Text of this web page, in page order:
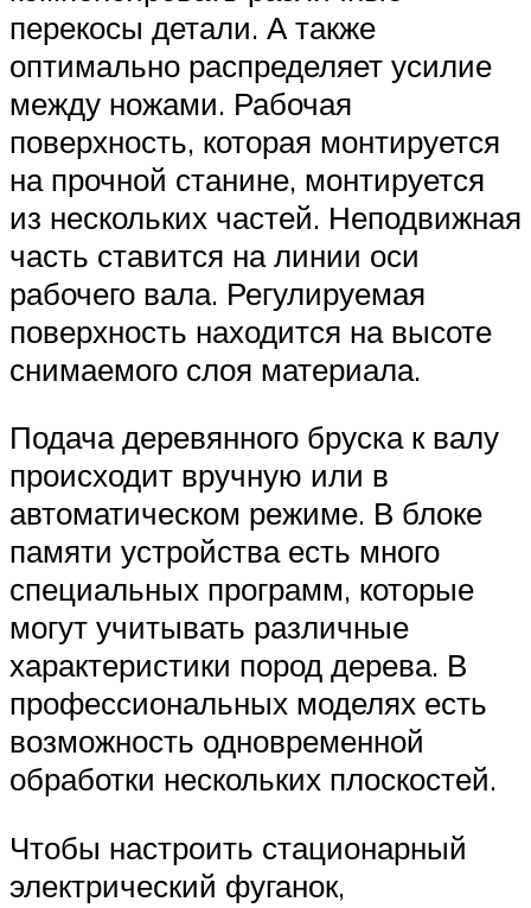
перекосы детали. А также
оптимально распределяет усилие
между ножами. Рабочая
поверхность, которая монтируется
на прочной станине, монтируется
из нескольких частей. Неподвижная
часть ставится на линии оси
рабочего вала. Регулируемая
поверхность находится на высоте
снимаемого слоя материала.
Подача деревянного бруска к валу
происходит вручную или в
автоматическом режиме. В блоке
памяти устройства есть много
специальных программ, которые
могут учитывать различные
характеристики пород дерева. В
профессиональных моделях есть
возможность одновременной
обработки нескольких плоскостей.
Чтобы настроить стационарный
электрический фуганок,